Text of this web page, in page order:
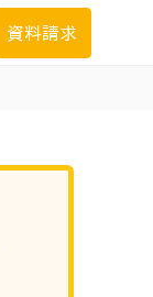
資料請求